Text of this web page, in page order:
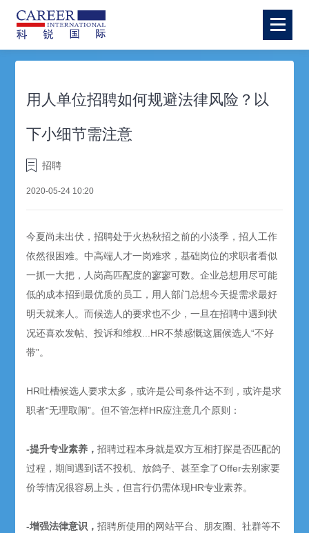
用人单位招聘如何规避法律风险？以
下小细节需注意
招聘
2020-05-24 10:20
今夏尚未出伏，招聘处于火热秋招之前的小淡季，招人工作
依然很困难。中高端人才一岗难求，基础岗位的求职者看似
一抓一大把，人岗高匹配度的寥寥可数。企业总想用尽可能
低的成本招到最优质的员工，用人部门总想今天提需求最好
明天就来人。而候选人的要求也不少，一旦在招聘中遇到状
况还喜欢发帖、投诉和维权...HR不禁感慨这届候选人“不好
带”。
HR吐槽候选人要求太多，或许是公司条件达不到，或许是求
职者“无理取闹”。但不管怎样HR应注意几个原则：
-提升专业素养，招聘过程本身就是双方互相打探是否匹配的
过程，期间遇到话不投机、放鸽子、甚至拿了Offer去别家要
价等情况很容易上头，但言行仍需体现HR专业素养。
-增强法律意识，招聘所使用的网站平台、朋友圈、社群等不